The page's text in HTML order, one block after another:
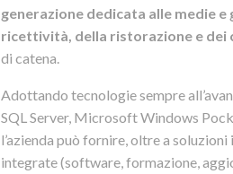
generazione dedicata alle medie
ricettività, della ristorazione e dei
di catena.
Adottando tecnologie sempre
SQL Server, Microsoft Windows
l’azienda può fornire, oltre a
integrate (software, formazione,